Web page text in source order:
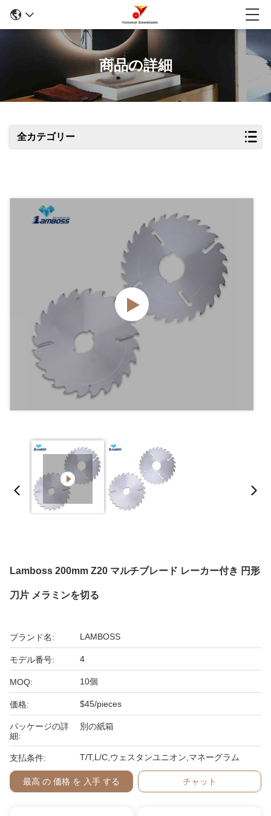
商品の詳細
全カテゴリー
Lamboss 200mm Z20 マルチブレード レーカー付き 円形
刀片 メラミンを切る
ブランド名: LAMBOSS
モデル番号: 4
MOQ: 10個
価格: $45/pieces
パッケージの詳
細:
別の紙箱
支払条件: T/T,L/C,ウェスタンユニオン,マネーグラム
最高 の 価格 を 入手 する チャット